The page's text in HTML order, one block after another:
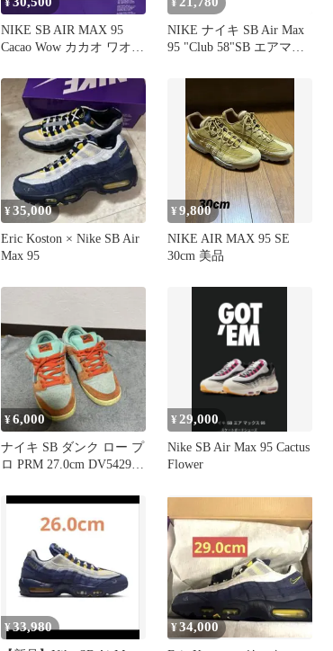
NIKE SB AIR MAX 95
Cacao Wow カカオ ワオ
NIKE ナイキ SB Air Max
95 "Club 58"SB エアマッ
SIZE:27.0cm メンズ
¥35,000
Eric Koston × Nike SB Air
Max 95
¥9,800
NIKE AIR MAX 95 SE
30cm 美品
¥6,000
ナイキ SB ダンク ロー プ
ロ PRM 27.0cm DV5429-
¥ 29,000
Nike SB Air Max 95 Cactus
Flower
¥33,980 ¥34,000